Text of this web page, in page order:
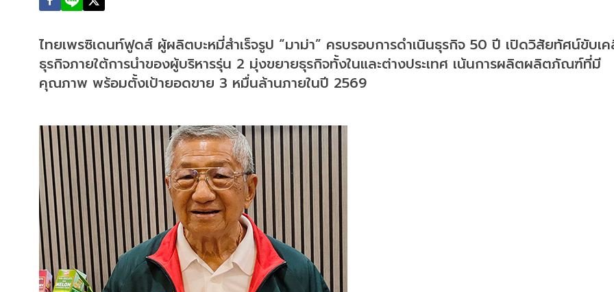
ไทยเพรซิเดนท์ฟูดส์ ผู้ผลิตบะหมี่สำเร็จรูป “มาม่า” ครบรอบการดำเนินธุรกิจ 50 ปี เปิดวิสัยทัศน์ขับเ
ธุรกิจภายใต้การนำของผู้บริหารรุ่น 2 มุ่งขยายธุรกิจทั้งในและต่างประเทศ เน้นการผลิตผลิตภัณฑ์ที่มี
คุณภาพ พร้อมตั้งเป้ายอดขาย 3 หมื่นล้านภายในปี 2569